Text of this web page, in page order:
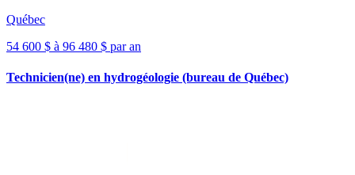
Québec
54 600 $ à 96 480 $ par an
Technicien(ne) en hydrogéologie (bureau de Québec)